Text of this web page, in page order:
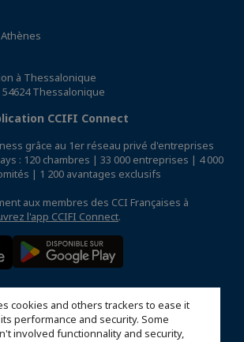
cookies and others trackers to ease it
performance and security. Some
involved functionnality and security,
à Thessalonique
54624 Thessalonique
CCIFI Connect
grâce au 1er réseau privé d'entreprises
: 120 chambres | 33 000 entreprises | 4 000
| 1 200 avantages exclusifs
aux membres des CCI Françaises à
l'app CCIFI Connect.